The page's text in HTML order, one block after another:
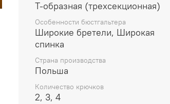
создавая утонченный силуэт.
Высокая боковая панель
Внутренняя часть чаши
которая помогает уверенно
бюстгальтер от
Бретели широкие,
Ширина пояса и бретель
размер чаши, тем шире пояс
Т-образная (трехсекционная)
Особенности бюстгальтера
Широкие бретели, Широкая
спинка
Страна производства
Польша
Количество крючков
2, 3, 4